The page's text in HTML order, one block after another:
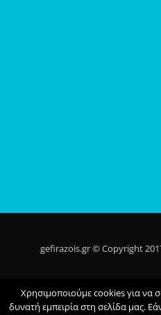
gefirazois.gr © Copyright
Privacy Policy
Χρησιμοποιούμε cookies για να
δυνατή εμπειρία στη σελίδα μας.